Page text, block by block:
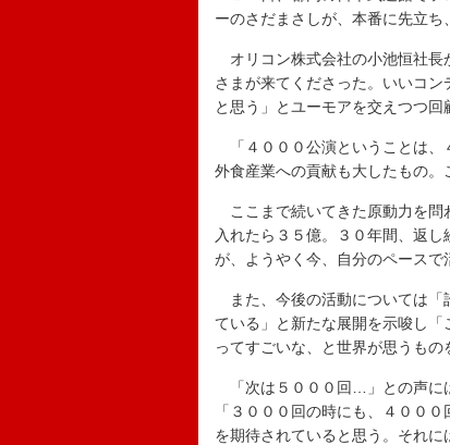
ーのさだまさしが、本番に先立ち
オリコン株式会社の小池恒社長
さまが来てくださった。いいコ
と思う」とユーモアを交えつつ回
「４０００公演ということは、
外食産業への貢献も大したもの。
ここまで続いてきた原動力を問
入れたら３５億。３０年間、返
が、ようやく今、自分のペースで
また、今後の活動については「
ている」と新たな展開を示唆し
ってすごいな、と世界が思うもの
「次は５０００回…」との声に
「３０００回の時にも、４００
を期待されていると思う。それ